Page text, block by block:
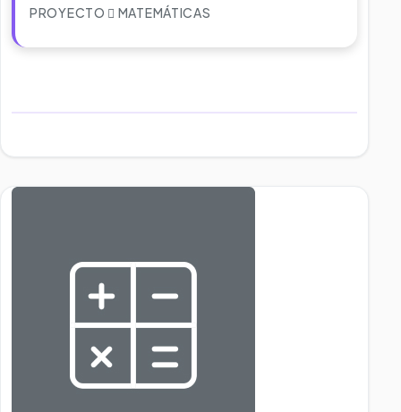
PROYECTO MATEMÁTICAS